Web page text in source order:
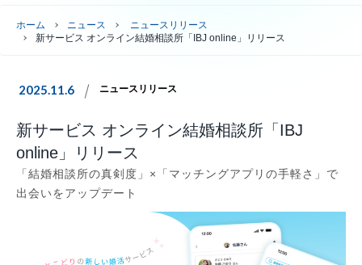
ホーム ニュース
ニュースリリース
新サービス オンライン結婚相談所「IBJ online」リリース
2025.11.6 ニュースリリース
新サービス オンライン結婚相談所「IBJ
online」リリース
「結婚相談所の真剣度」×「マッチングアプリの手軽さ」で
出会いをアップデート